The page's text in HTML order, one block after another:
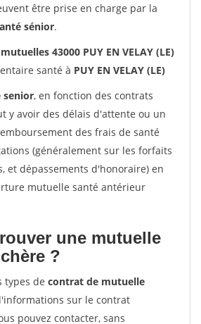
être prise en charge par la
sénior.
43000 PUY EN VELAY (LE)
santé à PUY EN VELAY (LE)
senior, en fonction des contrats
y avoir des délais d'attente ou un
des frais de santé
(généralement sur les forfaits
et dépassements d'honoraire) en
mutuelle santé antérieur
une mutuelle
?
types de contrat de mutuelle
sur le contrat
pouvez contacter, sans